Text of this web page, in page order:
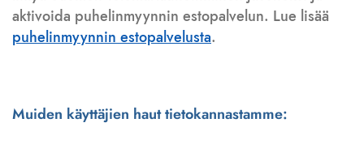
aktivoida puhelinmyynnin estopalvelun. Lue lisää
puhelinmyynnin estopalvelusta.
Muiden käyttäjien haut tietokannastamme: